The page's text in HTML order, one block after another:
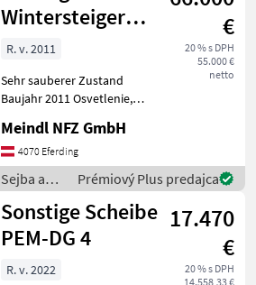
/ Sonstige
Wintersteiger
Parzellen
Sämaschine
€
20 % s DPH
55.000 €
netto
R. v. 2011
Sehr sauberer Zustand
Baujahr 2011 Osvetlenie,
Sejba a starostlivosť o
plodinu Sejačka pre presný
výsev
Meindl NFZ GmbH
4070 Eferding
Sejba a
starostlivosť
o plodinu
/ Sonstige
Prémiový Plus predajca
Sonstige Scheibe
PEM-DG 4
17.470
€
20 % s DPH
14.558,33 €
R. v. 2022